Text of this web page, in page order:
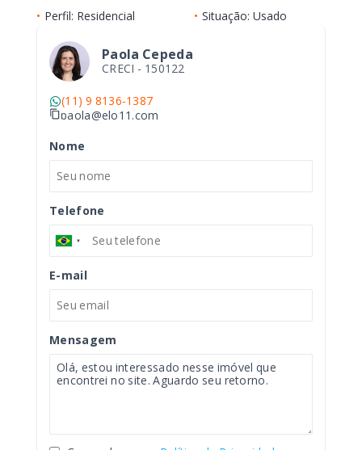
• Perfil: Residencial • Situação: Usado
Paola Cepeda
CRECI - 150122
(11) 9 8136-1387
paola@elo11.com
Nome
Telefone
E-mail
Mensagem